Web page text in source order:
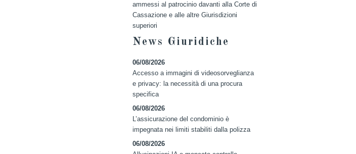
ammessi al patrocinio davanti alla Corte di
Cassazione e alle altre Giurisdizioni
superiori
News Giuridiche
06/08/2026
Accesso a immagini di videosorveglianza
e privacy: la necessità di una procura
specifica
06/08/2026
L’assicurazione del condominio è
impegnata nei limiti stabiliti dalla polizza
06/08/2026